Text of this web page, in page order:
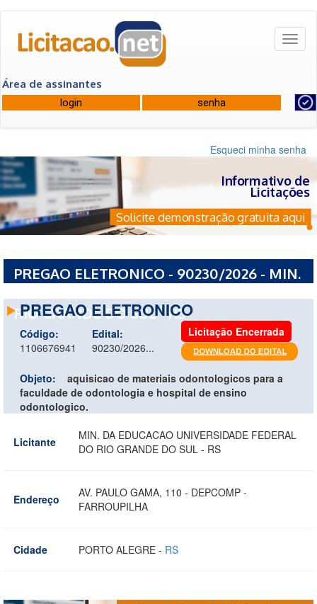
Área de assinantes
Esqueci minha senha
Informativo de
Licitações
Solicite demonstração gratuita aqui
PREGAO ELETRONICO - 90230/2026 - MIN.
RIO GRANDE DO SUL - RS
PREGAO ELETRONICO
Código:
1106676941
Edital:
90230/2026...
Licitação Encerrada
Objeto:
aquisicao de materiais odontologicos para a
faculdade de odontologia e hospital de ensino
odontologico.
Licitante
MIN. DA EDUCACAO UNIVERSIDADE FEDERAL
DO RIO GRANDE DO SUL - RS
Endereço
AV. PAULO GAMA, 110 - DEPCOMP -
FARROUPILHA
Cidade PORTO ALEGRE - RS